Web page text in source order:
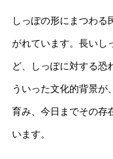
しっぽの形にまつわる
がれています。長いし
ど、しっぽに対する恐
ういった文化的背景が
育み、今日までその存
います。